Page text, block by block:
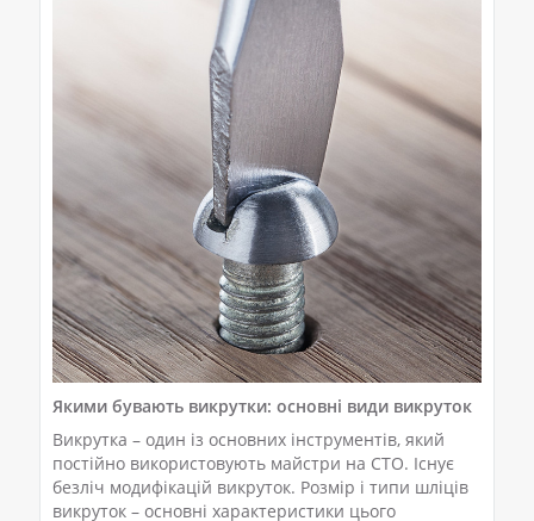
Якими бувають викрутки: основні види викруток
Викрутка – один із основних інструментів, який
постійно використовують майстри на СТО. Існує
безліч модифікацій викруток. Розмір і типи шліців
викруток – основні характеристики цього